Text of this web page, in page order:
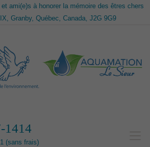
ami(e)s à honorer la mémoire des êtres chers
Granby, Québec, Canada, J2G 9G9
1414
(sans frais)